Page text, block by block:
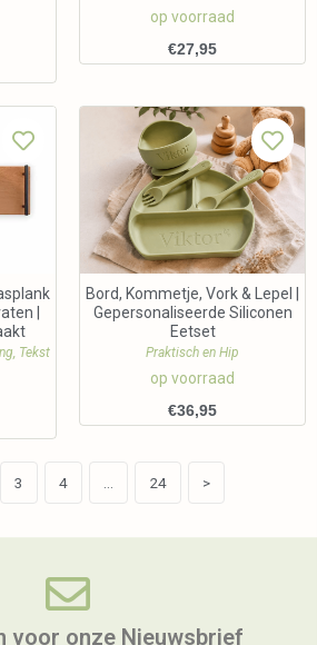
op voorraad
€27,95
|
Tekst
Bord, Kommetje, Vork & Lepel |
Gepersonaliseerde Siliconen
Eetset
Praktisch en Hip
op voorraad
€36,95
3 4 24 >
voor onze Nieuwsbrief​